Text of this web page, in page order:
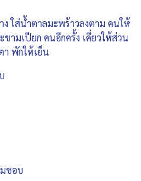
ใส่น้ำตาลมะพร้าวลงตาม คนให้
ามเปียก คนอีกครั้ง เคี่ยวให้ส่วน
า พักให้เย็น
ชอบ